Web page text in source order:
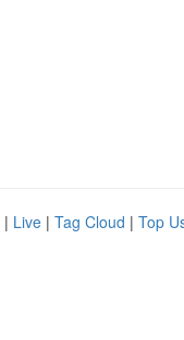
| Live | Tag Cloud | Top